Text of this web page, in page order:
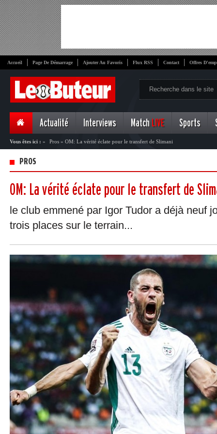
Accueil Page De Démarrage Ajouter Au Favoris Flux RSS Contact Offres
Actualité Interviews Match LIVE Sports
Vous êtes ici : » Pros » OM: La vérité éclate pour le transfert de Slimani
PROS
OM: La vérité éclate pour le transfert de
le club emmené par Igor Tudor a déjà neuf
trois places sur le terrain...